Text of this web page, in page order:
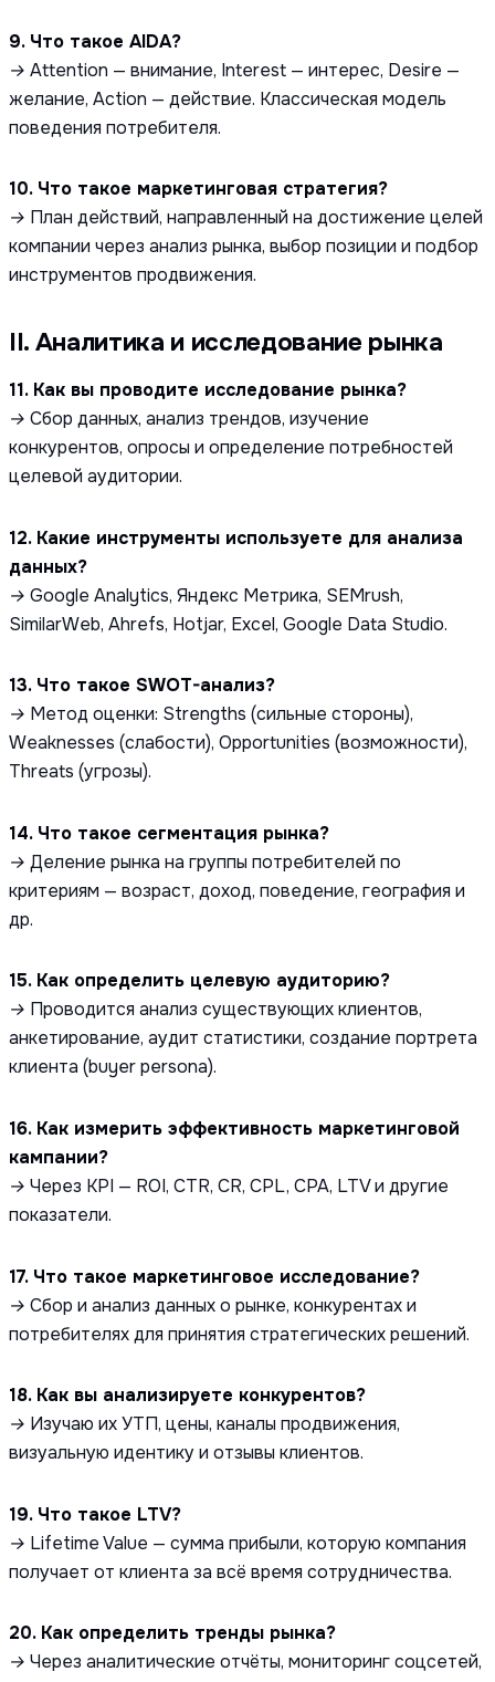
9. Что такое AIDA?
→ Attention — внимание, Interest — интерес, Desire —
желание, Action — действие. Классическая модель
поведения потребителя.
10. Что такое маркетинговая стратегия?
→ План действий, направленный на достижение целей
компании через анализ рынка, выбор позиции и подбор
инструментов продвижения.
II. Аналитика и исследование рынка
11. Как вы проводите исследование рынка?
→ Сбор данных, анализ трендов, изучение
конкурентов, опросы и определение потребностей
целевой аудитории.
12. Какие инструменты используете для анализа
данных?
→ Google Analytics, Яндекс Метрика, SEMrush,
SimilarWeb, Ahrefs, Hotjar, Excel, Google Data Studio.
13. Что такое SWOT-анализ?
→ Метод оценки: Strengths (сильные стороны),
Weaknesses (слабости), Opportunities (возможности),
Threats (угрозы).
14. Что такое сегментация рынка?
→ Деление рынка на группы потребителей по
критериям — возраст, доход, поведение, география и
др.
15. Как определить целевую аудиторию?
→ Проводится анализ существующих клиентов,
анкетирование, аудит статистики, создание портрета
клиента (buyer persona).
16. Как измерить эффективность маркетинговой
кампании?
→ Через KPI — ROI, CTR, CR, CPL, CPA, LTV и другие
показатели.
17. Что такое маркетинговое исследование?
→ Сбор и анализ данных о рынке, конкурентах и
потребителях для принятия стратегических решений.
18. Как вы анализируете конкурентов?
→ Изучаю их УТП, цены, каналы продвижения,
визуальную идентику и отзывы клиентов.
19. Что такое LTV?
→ Lifetime Value — сумма прибыли, которую компания
получает от клиента за всё время сотрудничества.
20. Как определить тренды рынка?
→ Через аналитические отчёты, мониторинг соцсетей,